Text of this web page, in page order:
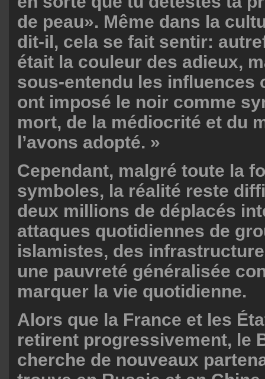
de peau». Même dans la
dit-il, cela se fait sentir:
était la couleur des adieux,
sous-entendu les influences
ont imposé le noir comme
mort, de la médiocrité et du
l’avons adopté. »
Cependant, malgré toute la
symboles, la réalité reste
deux millions de déplacés
attaques quotidiennes de
islamistes, des
une pauvreté généralisée
marquer la vie quotidienne.
Alors que la France et les
retirent progressivement, le
cherche de nouveaux